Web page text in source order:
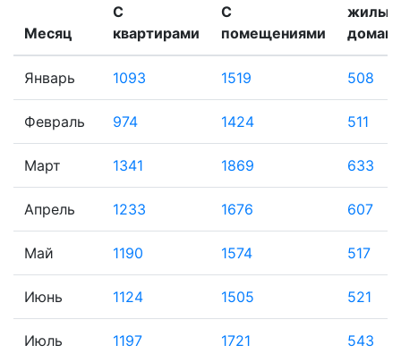
Месяц
С
квартирами
С
помещениями
Январь 1093 1519 508
Февраль 974 1424 511
Март 1341 1869 633
Апрель 1233 1676 607
Май 1190 1574 517
Июнь 1124 1505 521
Июль 1197 1721 543